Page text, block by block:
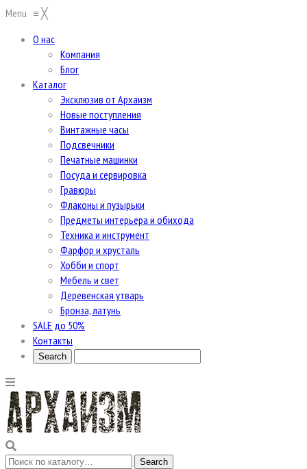
Menu ≡╳
О нас
Компания
Блог
Каталог
Эксклюзив от Архаизм
Новые поступления
Винтажные часы
Подсвечники
Печатные машинки
Посуда и сервировка
Гравюры
Флаконы и пузырьки
Предметы интерьера и обихода
Техника и инструмент
Фарфор и хрусталь
Хобби и спорт
Мебель и свет
Деревенская утварь
Бронза, латунь
SALE до 50%
Контакты